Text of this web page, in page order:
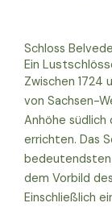
Schloss
Ein
Zwischen 1724
von Sachsen-
Anhöhe
errichten. Das
bedeutendsten
dem Vorbild
Einschließlich